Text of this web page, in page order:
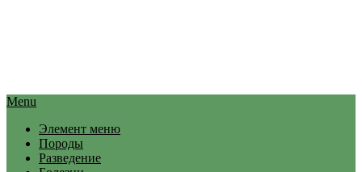
Menu
Элемент меню
Породы
Разведение